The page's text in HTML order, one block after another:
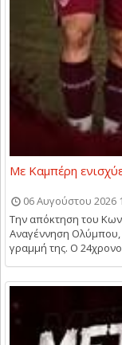
Με Καμπέρη
06 Αυγούστου 2026
Την απόκτηση του
Αναγέννηση Ολύμπου,
γραμμή της. Ο